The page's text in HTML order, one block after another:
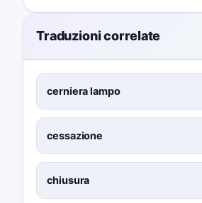
Traduzioni correlate
cerniera lampo
cessazione
chiusura